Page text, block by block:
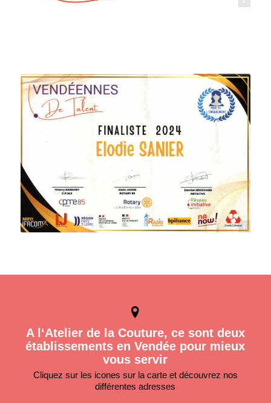
Elodie Sanier Vendéennes de talents 2024, a l'atelier de la couture
A l‘Atelier de la Couture, ce sont deux
établissements en Vendée pour mieux
vous servir
Cliquez sur les icones sur la carte et découvrez nos
différentes adresses